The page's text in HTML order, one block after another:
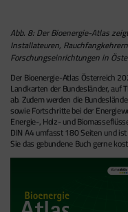
Abb. 8: Der Bioenergie-Atlas
Installateuren,
Forschungseinrichtungen in
Der Bioenergie-Atlas Österreich
Landkarten der Bundesländer,
ab. Zudem werden die
sowie Fortschritte bei der
Energie-, Holz- und
DIN A4 umfasst 180 Seiten und
Sie das gebundene Buch gerne